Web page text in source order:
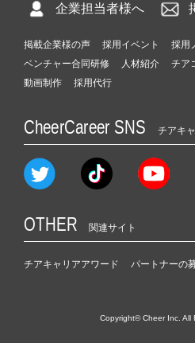
企業担当者様へ
掲載企業様の声 採用イベント 採用
ベンチャー合同研修
人材紹介 チア
動画制作
採用代行
CheerCareer SNS チアキ
OTHER 関連サイト
チアキャリアアワード パートナーの
Copyright© Cheer Inc. All